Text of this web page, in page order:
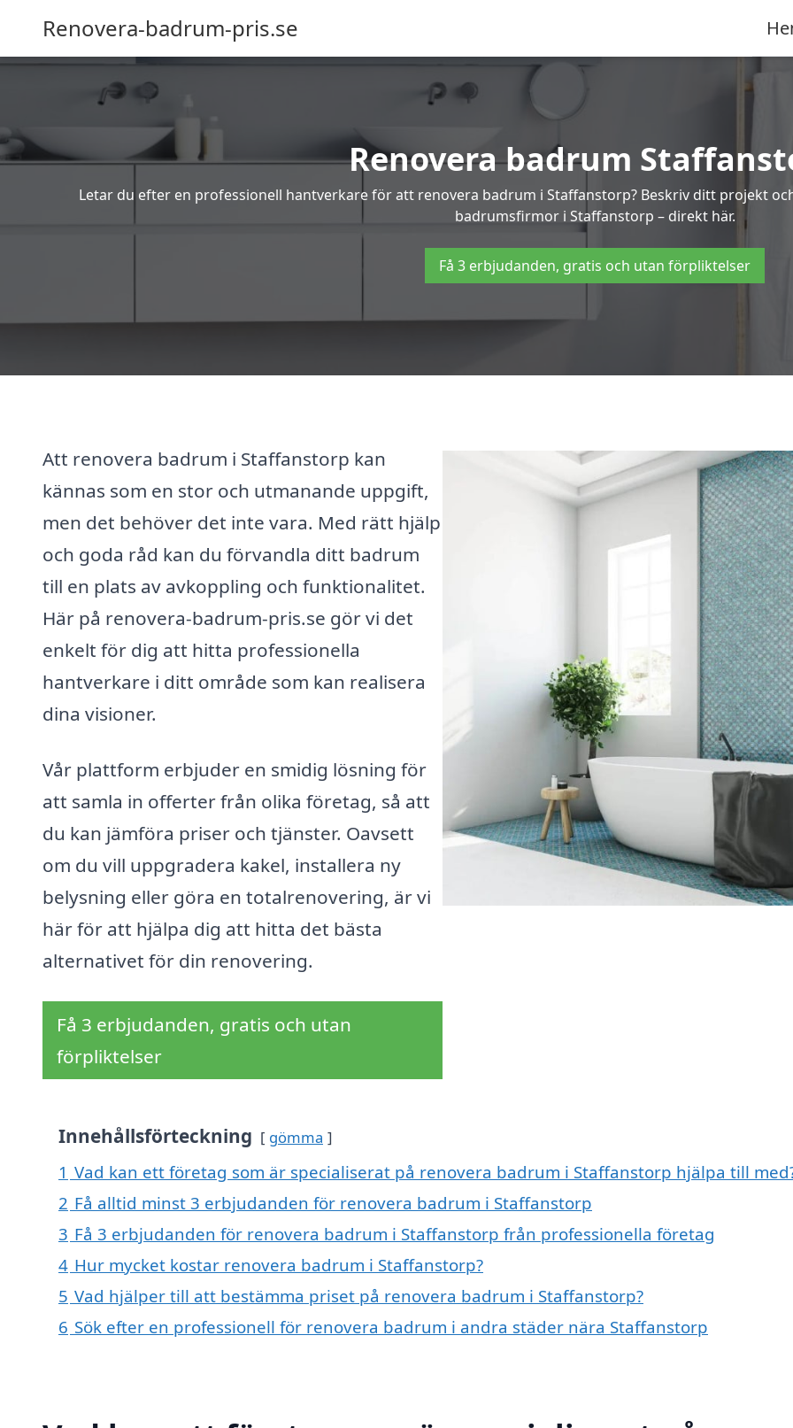
Renovera-badrum-pris.se
Renovera badrum
Letar du efter en professionell hantverkare för att renovera badrum i Staffanstorp? Beskriv ditt projekt
badrumsfirmor i Staffanstorp – direkt här.
Få 3 erbjudanden, gratis och utan förpliktelser
Att renovera badrum i Staffanstorp kan
kännas som en stor och utmanande uppgift,
men det behöver det inte vara. Med rätt hjälp
och goda råd kan du förvandla ditt badrum
till en plats av avkoppling och funktionalitet.
Här på renovera-badrum-pris.se gör vi det
enkelt för dig att hitta professionella
hantverkare i ditt område som kan realisera
dina visioner.
Vår plattform erbjuder en smidig lösning för
att samla in offerter från olika företag, så att
du kan jämföra priser och tjänster. Oavsett
om du vill uppgradera kakel, installera ny
belysning eller göra en totalrenovering, är vi
här för att hjälpa dig att hitta det bästa
alternativet för din renovering.
Få 3 erbjudanden, gratis och utan
förpliktelser
Innehållsförteckning gömma
1 Vad kan ett företag som är specialiserat på renovera badrum i Staffanstorp hjälpa till
2 Få alltid minst 3 erbjudanden för renovera badrum i Staffanstorp
3 Få 3 erbjudanden för renovera badrum i Staffanstorp från professionella företag
4 Hur mycket kostar renovera badrum i Staffanstorp?
5 Vad hjälper till att bestämma priset på renovera badrum i Staffanstorp?
6 Sök efter en professionell för renovera badrum i andra städer nära Staffanstorp